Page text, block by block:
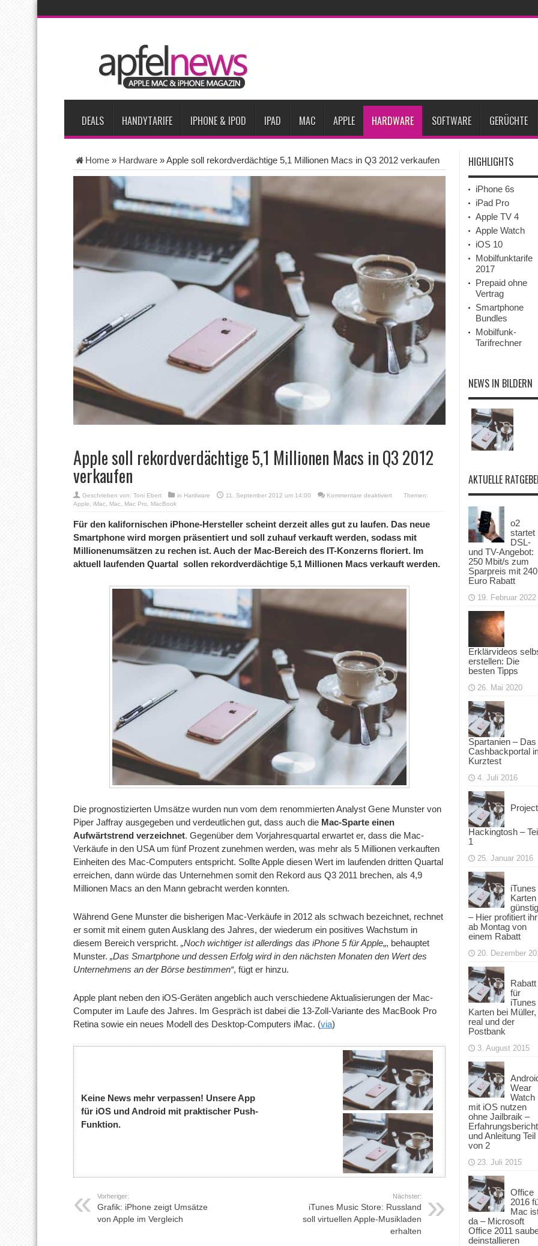
Apple testet zwei neue Display-Panels für iPhone-Modelle 2027
Apples Smartbrille könnte das nächste große Gesundheits-Gadget werden
Apples vermutete AirPods mit Kameras sollen bereits im September erscheinen
Apple erzielt 49 Prozent des weltweiten Smartphone-Umsatzes im 2. Quartal Apple verbucht Rekordzahlen im dritten Quartal 2026
Tim Cook: Mehr Speicherlieferanten bedeuten nicht zwingend sinkende Preise
DEALS HANDYTARIFE IPHONE & IPOD IPAD MAC APPLE HARDWARE SOFTWARE GERÜCHTE
Home » Hardware »Apple soll rekordverdächtige 5,1 Millionen Macs in Q3 2012 verkaufen
Apple soll rekordverdächtige 5,1 Millionen Macs in Q3 2012
verkaufen
Geschrieben von: Toni Ebert in Hardware 11. September 2012 um 14:00 Kommentare deaktiviertfür
rekordverdächtige
5,1
Millionen
in
Q3
Themen:
Apple
iMac Mac Mac Pro MacBook
Für den kalifornischen iPhone-Hersteller scheint derzeit alles gut zu laufen. Das neue
Smartphone wird morgen präsentiert und soll zuhauf verkauft werden, sodass mit
Millionenumsätzen zu rechen ist. Auch der Mac-Bereich des IT-Konzerns floriert. Im
aktuell laufenden Quartal sollen rekordverdächtige 5,1 Millionen Macs verkauft werden.
Die prognostizierten Umsätze wurden nun vom dem renommierten Analyst Gene Munster von
Piper Jaffray ausgegeben und verdeutlichen gut, dass auch die Mac-Sparte einen
Aufwärtstrend verzeichnet. Gegenüber dem Vorjahresquartal erwartet er, dass die Mac-
Verkäufe in den USA um fünf Prozent zunehmen werden, was mehr als 5 Millionen verkauften
Einheiten des Mac-Computers entspricht. Sollte Apple diesen Wert im laufenden dritten Quartal
erreichen, dann würde das Unternehmen somit den Rekord aus Q3 2011 brechen, als 4,9
Millionen Macs an den Mann gebracht werden konnten.
Während Gene Munster die bisherigen Mac-Verkäufe in 2012 als schwach bezeichnet, rechnet
er somit mit einem guten Ausklang des Jahres, der wiederum ein positives Wachstum in
diesem Bereich verspricht. „Noch wichtiger ist allerdings das iPhone 5 für Apple„, behauptet
Munster. „Das Smartphone und dessen Erfolg wird in den nächsten Monaten den Wert des
Unternehmens an der Börse bestimmen“, fügt er hinzu.
Apple plant neben den iOS-Geräten angeblich auch verschiedene Aktualisierungen der Mac-
Computer im Laufe des Jahres. Im Gespräch ist dabei die 13-Zoll-Variante des MacBook Pro
Retina sowie ein neues Modell des Desktop-Computers iMac. (via)
Keine News mehr verpassen! Unsere App
für iOS und Android mit praktischer Push-
Funktion.
Vorheriger:
Grafik: iPhone zeigt Umsätze
von Apple im Vergleich
Nächster:
iTunes Music Store: Russland
soll virtuellen Apple-Musikladen
erhalten
HIGHLIGHTS
iPhone 6s
iPad Pro
Apple TV 4
Apple Watch
iOS 10
Mobilfunktarife
2017
Prepaid ohne
Vertrag
Smartphone
Bundles
Mobilfunk-
Tarifrechner
NEWS IN BILDERN
AKTUELLE
o2
startet
DSL-
und TV-Angebot:
250 Mbit/s zum
Sparpreis mit 240
Euro Rabatt
19. Februar 2022
Erklärvideos
erstellen: Die
besten Tipps
26. Mai 2020
Spartanien – Das
Cashbackportal
Kurztest
4. Juli 2016
Project
Hackingtosh –
1
25. Januar 2016
iTunes
Karten
– Hier profitiert ihr
ab Montag von
einem Rabatt
20. Dezember
Rabatt
für
iTunes
Karten bei Müller,
real und der
Postbank
3. August 2015
Wear
Watch
mit iOS nutzen
ohne Jailbraik –
Erfahrungsbericht
und Anleitung Teil
von 2
23. Juli 2015
Office
2016
Mac
da – Microsoft
Office 2011
deinstallieren